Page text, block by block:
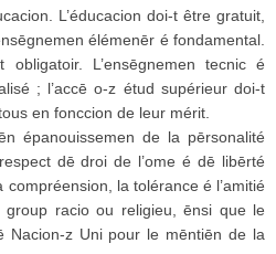
L’éducacion doi-t être gratuit,
élémenēr é fondamental.
obligatoir. L’ensēgnemen tecnic é
; l’accē o-z étud supérieur doi-t
en fonccion de leur mérit.
épanouissemen de la pērsonalité
dē droi de l’ome é dē libērté
la tolérance é l’amitié
racio ou religieu, ēnsi que le
Nacion-z Uni pour le mēntiēn de la